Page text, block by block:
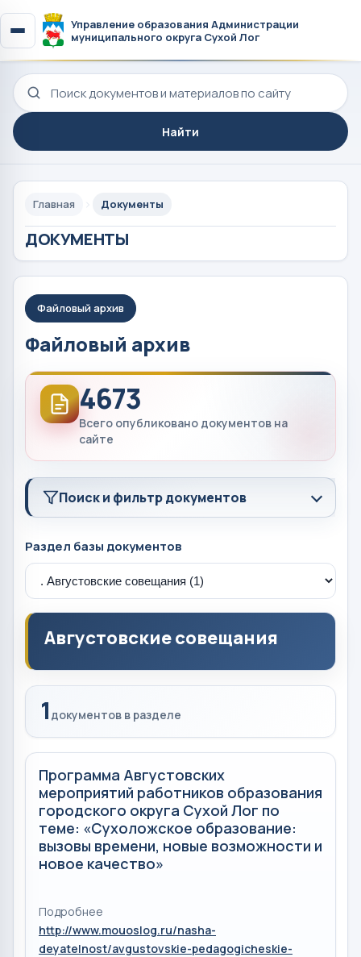
Управление образования Администрации
муниципального округа Сухой Лог
Поиск по сайту
Найти
Главная Документы
ДОКУМЕНТЫ
Файловый архив
Файловый архив
4673
Всего опубликовано документов на
сайте
Поиск и фильтр документов
Раздел базы документов
Августовские совещания
1 документов в разделе
Программа Августовских
мероприятий работников образования
городского округа Сухой Лог по
теме: «Сухоложское образование:
вызовы времени, новые возможности и
новое качество»
Подробнее
http://www.mouoslog.ru/nasha-
deyatelnost/avgustovskie-pedagogicheskie-